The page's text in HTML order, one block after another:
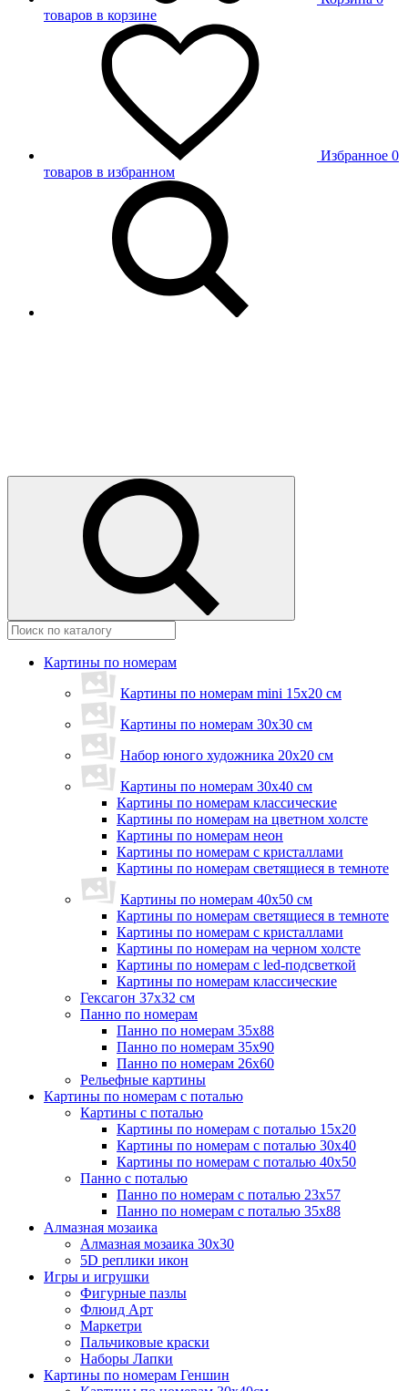
товаров в корзине
Избранное 0
товаров в избранном
Картины по номерам
Картины по номерам mini 15х20 см
Картины по номерам 30x30 см
Набор юного художника 20х20 см
Картины по номерам 30х40 см
Картины по номерам классические
Картины по номерам на цветном холсте
Картины по номерам неон
Картины по номерам с кристаллами
Картины по номерам светящиеся в темноте
Картины по номерам 40х50 см
Картины по номерам светящиеся в темноте
Картины по номерам с кристаллами
Картины по номерам на черном холсте
Картины по номерам с led-подсветкой
Картины по номерам классические
Гексагон 37х32 см
Панно по номерам
Панно по номерам 35х88
Панно по номерам 35х90
Панно по номерам 26х60
Рельефные картины
Картины по номерам с поталью
Картины с поталью
Картины по номерам с поталью 15х20
Картины по номерам с поталью 30х40
Картины по номерам с поталью 40х50
Панно с поталью
Панно по номерам с поталью 23х57
Панно по номерам с поталью 35х88
Алмазная мозаика
Алмазная мозаика 30х30
5D реплики икон
Игры и игрушки
Фигурные пазлы
Флюид Арт
Маркетри
Пальчиковые краски
Наборы Лапки
Картины по номерам Геншин